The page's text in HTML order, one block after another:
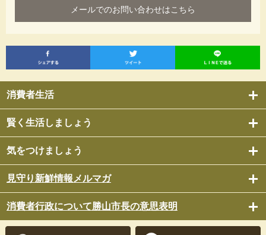
消費者生活
賢く生活しましょう
気をつけましょう
見守り新鮮情報メルマガ
消費者行政について勝山市長の意思表明
メールでのお問い合わせはこちら